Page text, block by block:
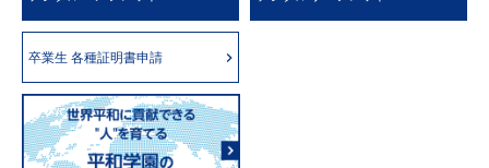
卒業生 各種証明書申請